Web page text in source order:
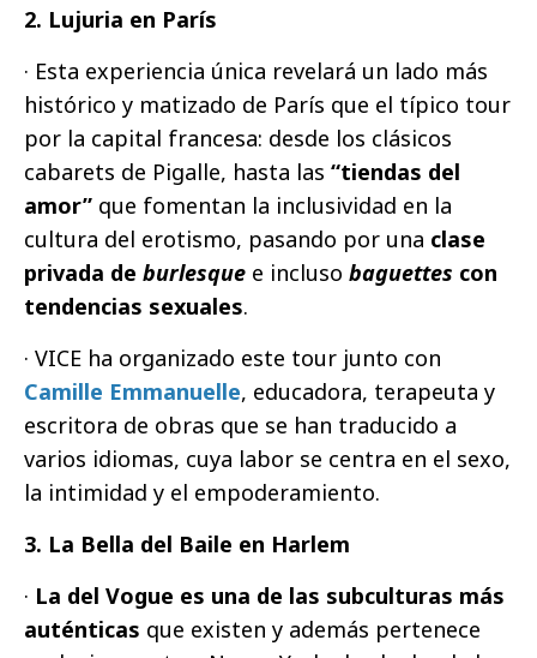
2. Lujuria en París
· Esta experiencia única revelará un lado más
histórico y matizado de París que el típico tour
por la capital francesa: desde los clásicos
cabarets de Pigalle, hasta las “tiendas del
amor” que fomentan la inclusividad en la
cultura del erotismo, pasando por una clase
privada de burlesque e incluso baguettes con
tendencias sexuales.
· VICE ha organizado este tour junto con
Camille Emmanuelle, educadora, terapeuta y
escritora de obras que se han traducido a
varios idiomas, cuya labor se centra en el sexo,
la intimidad y el empoderamiento.
3. La Bella del Baile en Harlem
· La del Vogue es una de las subculturas más
auténticas que existen y además pertenece